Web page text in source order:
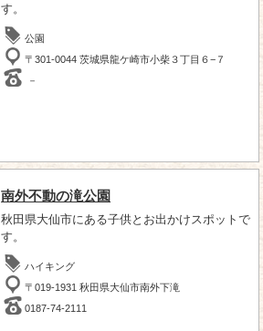
す。
公園
〒301-0044 茨城県龍ケ崎市小柴３丁目６−７
－
南外不動の滝公園
秋田県大仙市にある子供とお出かけスポットで
す。
ハイキング
〒019-1931 秋田県大仙市南外下滝
0187-74-2111